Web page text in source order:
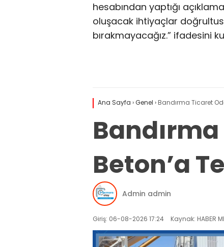
hesabından yaptığı
oluşacak ihtiyaçlar
bırakmayacağız.” ifadesini
Ana Sayfa ›Genel › Bandırma Ticaret
Beton’a
Admin admin
Giriş: 06-08-2026 17:24 Kaynak: HABER